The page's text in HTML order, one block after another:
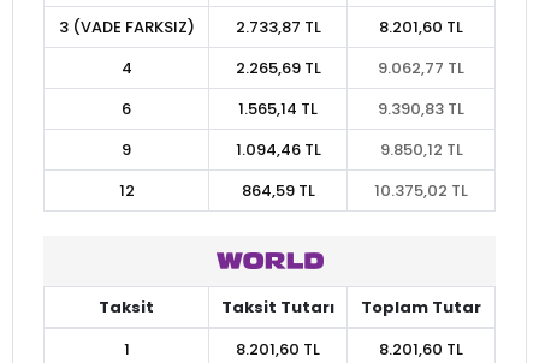
3 (VADE FARKSIZ)
2.733,87 TL
8.201,60 TL
4
2.265,69 TL
9.062,77 TL
6
1.565,14 TL
9.390,83 TL
9
1.094,46 TL
9.850,12 TL
12
864,59 TL 10.375,02 TL
Taksit Taksit Tutarı
Toplam Tutar
1
8.201,60 TL
8.201,60 TL